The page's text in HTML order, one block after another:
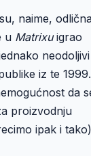
naime,
u Matrixuigrao
neodoljivi
iz te 1999.
da
proizvodnju
ipak i tako)